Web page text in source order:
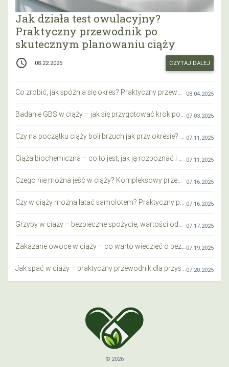
Jak działa test owulacyjny?
Praktyczny przewodnik po
skutecznym planowaniu ciąży
access_time 08.22.2025 CZYTAJ DALEJ
08.04.2025
07.03.2025
07.11.2025
07.11.2025
07.16.2025
07.16.2025
07.17.2025
07.19.2025
07.20.2025
© 2026